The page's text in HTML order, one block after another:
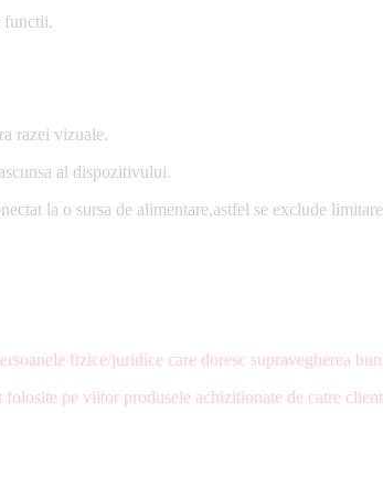
functii.
razei vizuale.
al dispozitivului.
la o sursa de alimentare,astfel se exclude
fizice/juridice care doresc supravegherea
folosite pe viitor produsele achizitionate de catre